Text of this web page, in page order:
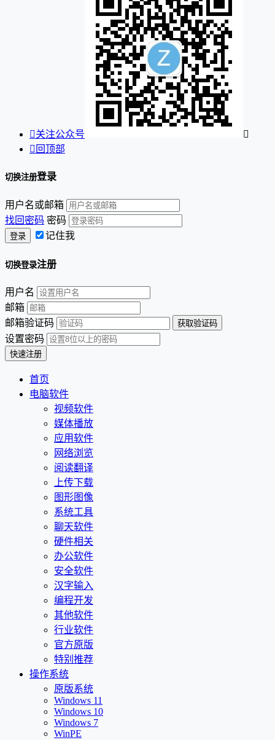
关注公众号

 回顶部
切换注册登录
用户名或邮箱
找回密码 密码
记住我
切换登录注册
用户名
邮箱
邮箱验证码
设置密码
首页
电脑软件
视频软件
媒体播放
应用软件
网络浏览
阅读翻译
上传下载
图形图像
系统工具
聊天软件
硬件相关
办公软件
安全软件
汉字输入
编程开发
其他软件
行业软件
官方原版
特别推荐
操作系统
原版系统
Windows 11
Windows 10
Windows 7
WinPE